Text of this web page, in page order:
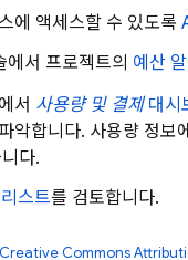
에 액세스할 수 있도록
에서 프로젝트의 예산
서 사용량 및 결제대시
악합니다. 사용량 정보
다.
스트를 검토합니다.
Creative Commons